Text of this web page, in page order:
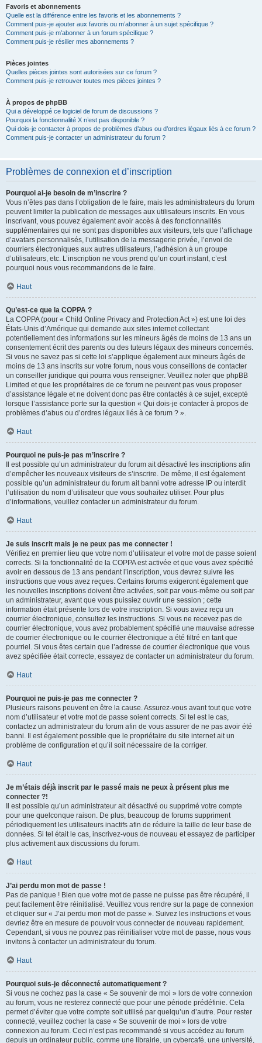
Favoris et abonnements
Quelle est la différence entre les favoris et les abonnements ?
Comment puis-je ajouter aux favoris ou m’abonner à un sujet spécifique ?
Comment puis-je m’abonner à un forum spécifique ?
Comment puis-je résilier mes abonnements ?
Pièces jointes
Quelles pièces jointes sont autorisées sur ce forum ?
Comment puis-je retrouver toutes mes pièces jointes ?
À propos de phpBB
Qui a développé ce logiciel de forum de discussions ?
Pourquoi la fonctionnalité X n’est pas disponible ?
Qui dois-je contacter à propos de problèmes d’abus ou d’ordres légaux liés à ce forum ?
Comment puis-je contacter un administrateur du forum ?
Problèmes de connexion et d’inscription
Pourquoi ai-je besoin de m’inscrire ?
Vous n’êtes pas dans l’obligation de le faire, mais les administrateurs du forum
peuvent limiter la publication de messages aux utilisateurs inscrits. En vous
inscrivant, vous pouvez également avoir accès à des fonctionnalités
supplémentaires qui ne sont pas disponibles aux visiteurs, tels que l’affichage
d’avatars personnalisés, l’utilisation de la messagerie privée, l’envoi de
courriers électroniques aux autres utilisateurs, l’adhésion à un groupe
d’utilisateurs, etc. L’inscription ne vous prend qu’un court instant, c’est
pourquoi nous vous recommandons de le faire.
Haut
Qu’est-ce que la COPPA ?
La COPPA (pour « Child Online Privacy and Protection Act ») est une loi des
États-Unis d’Amérique qui demande aux sites internet collectant
potentiellement des informations sur les mineurs âgés de moins de 13 ans un
consentement écrit des parents ou des tuteurs légaux des mineurs concernés.
Si vous ne savez pas si cette loi s’applique également aux mineurs âgés de
moins de 13 ans inscrits sur votre forum, nous vous conseillons de contacter
un conseiller juridique qui pourra vous renseigner. Veuillez noter que phpBB
Limited et que les propriétaires de ce forum ne peuvent pas vous proposer
d’assistance légale et ne doivent donc pas être contactés à ce sujet, excepté
lorsque l’assistance porte sur la question « Qui dois-je contacter à propos de
problèmes d’abus ou d’ordres légaux liés à ce forum ? ».
Haut
Pourquoi ne puis-je pas m’inscrire ?
Il est possible qu’un administrateur du forum ait désactivé les inscriptions afin
d’empêcher les nouveaux visiteurs de s’inscrire. De même, il est également
possible qu’un administrateur du forum ait banni votre adresse IP ou interdit
l’utilisation du nom d’utilisateur que vous souhaitez utiliser. Pour plus
d’informations, veuillez contacter un administrateur du forum.
Haut
Je suis inscrit mais je ne peux pas me connecter !
Vérifiez en premier lieu que votre nom d’utilisateur et votre mot de passe soient
corrects. Si la fonctionnalité de la COPPA est activée et que vous avez spécifié
avoir en dessous de 13 ans pendant l’inscription, vous devrez suivre les
instructions que vous avez reçues. Certains forums exigeront également que
les nouvelles inscriptions doivent être activées, soit par vous-même ou soit par
un administrateur, avant que vous puissiez ouvrir une session ; cette
information était présente lors de votre inscription. Si vous aviez reçu un
courrier électronique, consultez les instructions. Si vous ne recevez pas de
courrier électronique, vous avez probablement spécifié une mauvaise adresse
de courrier électronique ou le courrier électronique a été filtré en tant que
pourriel. Si vous êtes certain que l’adresse de courrier électronique que vous
avez spécifiée était correcte, essayez de contacter un administrateur du forum.
Haut
Pourquoi ne puis-je pas me connecter ?
Plusieurs raisons peuvent en être la cause. Assurez-vous avant tout que votre
nom d’utilisateur et votre mot de passe soient corrects. Si tel est le cas,
contactez un administrateur du forum afin de vous assurer de ne pas avoir été
banni. Il est également possible que le propriétaire du site internet ait un
problème de configuration et qu’il soit nécessaire de la corriger.
Haut
Je m’étais déjà inscrit par le passé mais ne peux à présent plus me
connecter ?!
Il est possible qu’un administrateur ait désactivé ou supprimé votre compte
pour une quelconque raison. De plus, beaucoup de forums suppriment
périodiquement les utilisateurs inactifs afin de réduire la taille de leur base de
données. Si tel était le cas, inscrivez-vous de nouveau et essayez de participer
plus activement aux discussions du forum.
Haut
J’ai perdu mon mot de passe !
Pas de panique ! Bien que votre mot de passe ne puisse pas être récupéré, il
peut facilement être réinitialisé. Veuillez vous rendre sur la page de connexion
et cliquer sur « J’ai perdu mon mot de passe ». Suivez les instructions et vous
devriez être en mesure de pouvoir vous connecter de nouveau rapidement.
Cependant, si vous ne pouvez pas réinitialiser votre mot de passe, nous vous
invitons à contacter un administrateur du forum.
Haut
Pourquoi suis-je déconnecté automatiquement ?
Si vous ne cochez pas la case « Se souvenir de moi » lors de votre connexion
au forum, vous ne resterez connecté que pour une période prédéfinie. Cela
permet d’éviter que votre compte soit utilisé par quelqu’un d’autre. Pour rester
connecté, veuillez cocher la case « Se souvenir de moi » lors de votre
connexion au forum. Ceci n’est pas recommandé si vous accédez au forum
depuis un ordinateur public, comme une librairie, un cybercafé, une université,